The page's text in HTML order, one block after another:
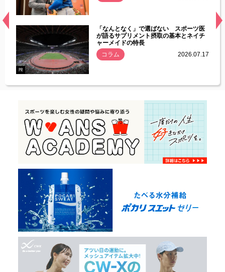
常
PR
「なんとなく」で選ばない スポーツ医
が語るサプリメント摂取の基本とネイチ
ャーメイドの特長
コラム
2026.07.17